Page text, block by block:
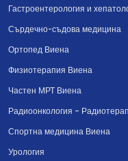
Гастроентерология и
Сърдечно-съдова медицина
Ортопед Виена
Физиотерапия Виена
Частен МРТ Виена
Радиоонкология –
Спортна медицина Виена
Урология